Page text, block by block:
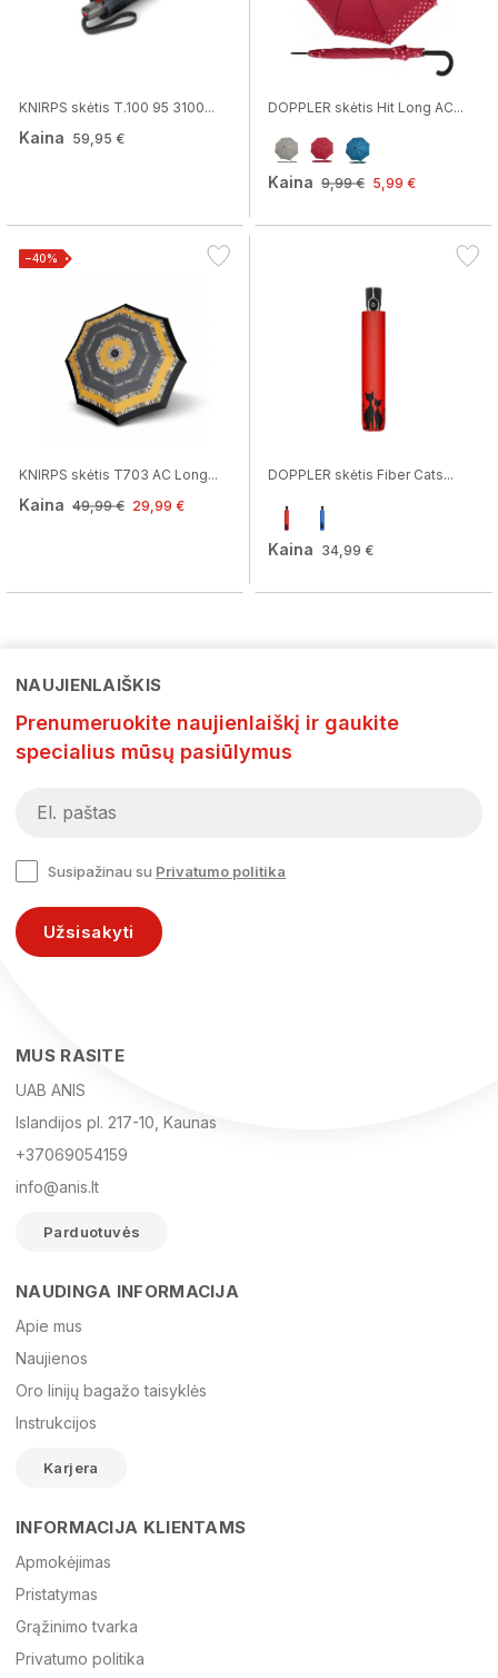
KNIRPS skėtis T.100 95 3100...
Kaina 59,95 €
DOPPLER skėtis Hit Long AC...
Kaina 9,99 € 5,99 €
−40%
KNIRPS skėtis T703 AC Long...
Kaina 49,99 € 29,99 €
DOPPLER skėtis Fiber Cats...
Kaina 34,99 €
El. paštas
Žinutė
NAUJIENLAIŠKIS
Prenumeruokite naujienlaiškį ir gaukite
specialius mūsų pasiūlymus
Susipažinau su Privatumo politika
Užsisakyti
MUS RASITE
UAB ANIS
Islandijos pl. 217-10, Kaunas
+37069054159
info@anis.lt
Parduotuvės
NAUDINGA INFORMACIJA
Apie mus
Naujienos
Oro linijų bagažo taisyklės
Instrukcijos
Karjera
INFORMACIJA KLIENTAMS
Apmokėjimas
Pristatymas
Grąžinimo tvarka
Privatumo politika